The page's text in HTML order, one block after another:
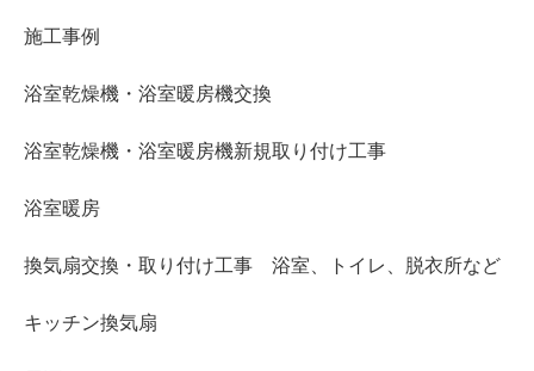
施工事例
浴室乾燥機・浴室暖房機交換
浴室乾燥機・浴室暖房機新規取り付け工事
浴室暖房
換気扇交換・取り付け工事 浴室、トイレ、脱衣所など
キッチン換気扇